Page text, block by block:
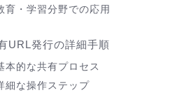
育・学習分野での応用
URL発行の詳細手順
本的な共有プロセス
細な操作ステップ